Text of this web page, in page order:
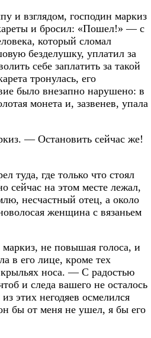
и взглядом, господин маркиз
и бросил: «Пошел!» — с
который сломал
безделушку, уплатил за
себе заплатить за такой
тронулась, его
было внезапно нарушено: в
монета и, зазвенев, упала
— Остановить сейчас же!
туда, где только что стоял
сейчас на этом месте лежал,
несчастный отец, а около
женщина с вязаньем
не повышая голоса, и
в его лице, кроме тех
носа. — С радостью
и следа вашего не осталось
этих негодяев осмелился
бы от меня не ушел, я бы его